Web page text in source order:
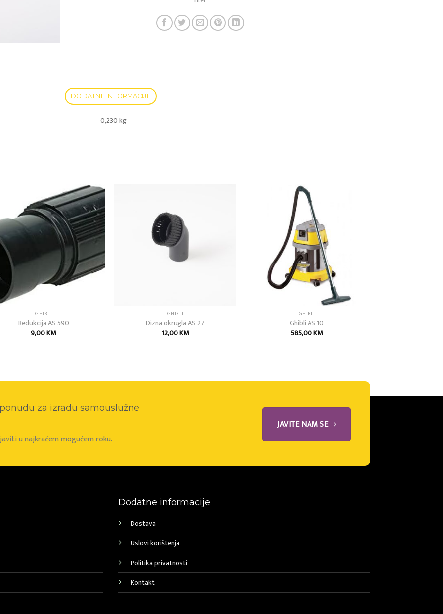
DODATNE INFORMACIJE
0,230 kg
Add to
wishlist
GHIBLI
Redukcija AS 590
9,00KM
GHIBLI
Dizna okrugla AS 27
12,00KM
GHIBLI
Ghibli AS 10
585,00KM
za izradu samouslužne
u najkraćem mogućem roku.
JAVITE NAM SE
Dodatne informacije
Dostava
Uslovi korištenja
Politika privatnosti
Kontakt